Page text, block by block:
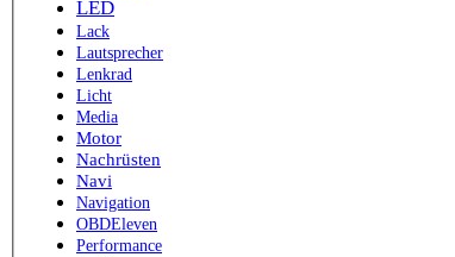
LED
Lack
Lautsprecher
Lenkrad
Licht
Media
Motor
Nachrüsten
Navi
Navigation
OBDEleven
Performance